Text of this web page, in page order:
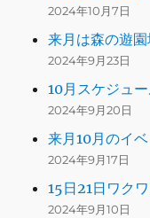
2024年10月7日
来月は森の遊園
2024年9月23日
10月スケジュー
2024年9月20日
来月10月のイ
2024年9月17日
15日21日ワク
2024年9月10日